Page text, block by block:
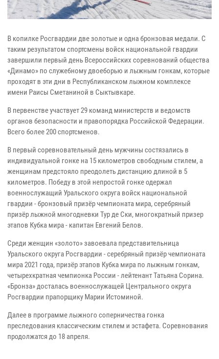
В копилке Росгвардии две золотые и одна бронзовая медали. С
таким результатом спортсмены войск национальной гвардии
завершили первый день Всероссийских соревнований общества
«Динамо» по служебному двоеборью и лыжным гонкам, которые
проходят в эти дни в Республиканском лыжном комплексе
имени Раисы Сметаниной в Сыктывкаре.
В первенстве участвует 29 команд министерств и ведомств
органов безопасности и правопорядка Российской Федерации.
Всего более 200 спортсменов.
В первый соревновательный день мужчины состязались в
индивидуальной гонке на 15 километров свободным стилем, а
женщинам предстояло преодолеть дистанцию длиной в 5
километров. Победу в этой непростой гонке одержал
военнослужащий Уральского округа войск национальной
гвардии - бронзовый призёр чемпионата мира, серебряный
призёр лыжной многодневки Тур де Ски, многократный призер
этапов Кубка мира - капитан Евгений Белов.
Среди женщин «золото» завоевала представительница
Уральского округа Росгвардии - серебряный призёр чемпионата
мира 2021 года, призёр этапов Кубка мира по лыжным гонкам,
четырехкратная чемпионка России - лейтенант Татьяна Сорина.
«Бронза» досталась военнослужащей Центрального округа
Росгвардии прапорщику Марии Истоминой.
Далее в программе лыжного соперничества гонка
преследования классическим стилем и эстафета. Соревнования
продолжатся до 18 апреля.